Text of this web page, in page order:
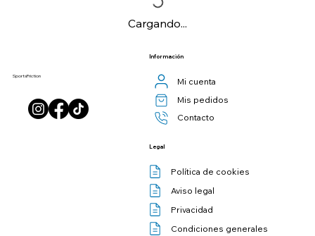
Cargando...
SportsFriction
Legal
Política de cookies
Aviso legal
Privacidad
Condiciones generales
Información
Mi cuenta
Mis pedidos
Contacto